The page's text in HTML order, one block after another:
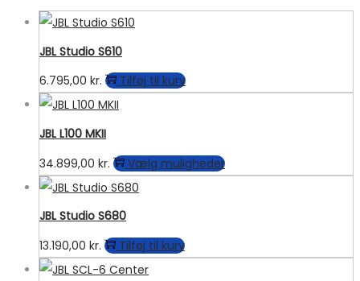
JBL Studio S610
6.795,00 kr. Tilføj til kurv
JBL L100 MKII
34.899,00 kr. Vælg mulighederDette
JBL Studio S680
13.190,00 kr. Tilføj til kurv